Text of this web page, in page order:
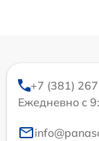
+7 (381)
Ежедневно с